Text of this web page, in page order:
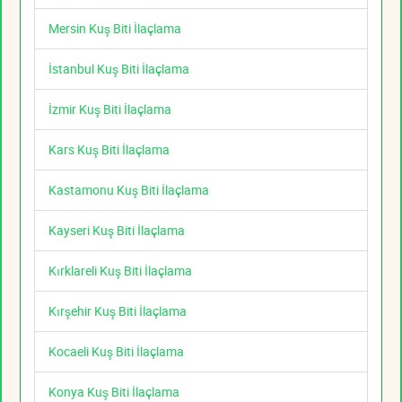
Mersin Kuş Biti İlaçlama
İstanbul Kuş Biti İlaçlama
İzmir Kuş Biti İlaçlama
Kars Kuş Biti İlaçlama
Kastamonu Kuş Biti İlaçlama
Kayseri Kuş Biti İlaçlama
Kırklareli Kuş Biti İlaçlama
Kırşehir Kuş Biti İlaçlama
Kocaeli Kuş Biti İlaçlama
Konya Kuş Biti İlaçlama